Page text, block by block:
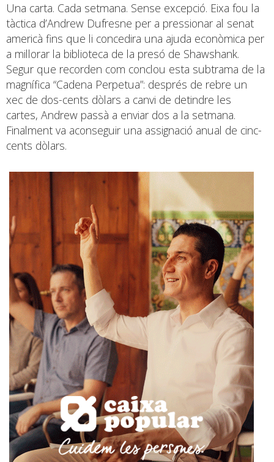
Una carta. Cada setmana. Sense excepció. Eixa fou la
tàctica d’Andrew Dufresne per a pressionar al senat
americà fins que li concedira una ajuda econòmica per
a millorar la biblioteca de la presó de Shawshank.
Segur que recorden com conclou esta subtrama de la
magnífica “Cadena Perpetua”: després de rebre un
xec de dos-cents dòlars a canvi de detindre les
cartes, Andrew passà a enviar dos a la setmana.
Finalment va aconseguir una assignació anual de cinc-
cents dòlars.